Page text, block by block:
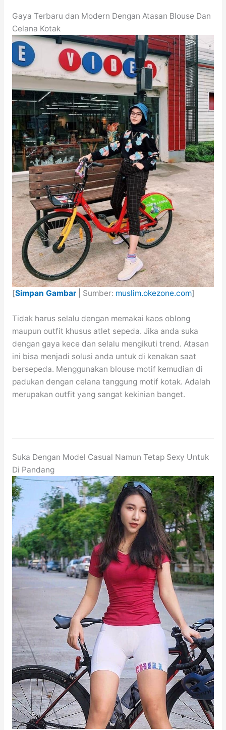
Gaya Terbaru dan Modern Dengan Atasan Blouse Dan
Celana Kotak
[Simpan Gambar| Sumber: muslim.okezone.com]
Tidak harus selalu dengan memakai kaos oblong
maupun outfit khusus atlet sepeda. Jika anda suka
dengan gaya kece dan selalu mengikuti trend. Atasan
ini bisa menjadi solusi anda untuk di kenakan saat
bersepeda. Menggunakan blouse motif kemudian di
padukan dengan celana tanggung motif kotak. Adalah
merupakan outfit yang sangat kekinian banget.
Suka Dengan Model Casual Namun Tetap Sexy Untuk
Di Pandang